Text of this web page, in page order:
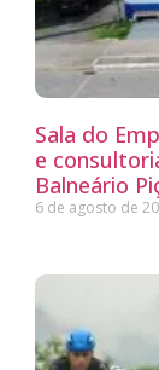
Sala do
e
Balneário
6 de agosto de